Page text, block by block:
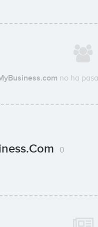
no ha
0